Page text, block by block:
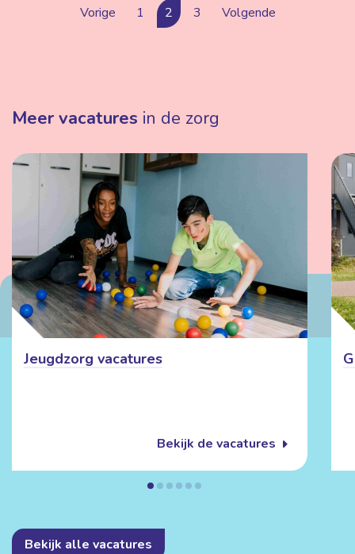
Vorige 1 2 3 Volgende
Meer vacatures in de zorg
Jeugdzorg vacatures
Bekijk de vacatures
Bekijk alle vacatures